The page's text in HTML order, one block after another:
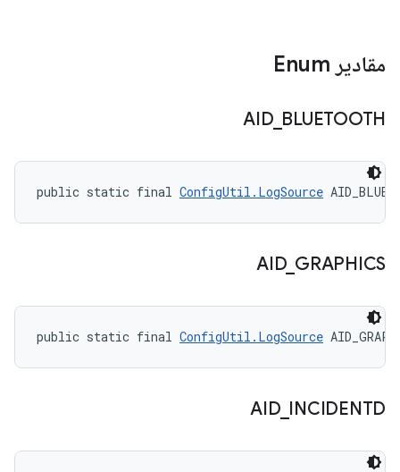
مقادیر Enum
AID_ BLUETOOTH
public static final ConfigUtil.LogSource
AID_ GRAPHICS
public static final ConfigUtil.LogSource
AID_ INCIDENTD